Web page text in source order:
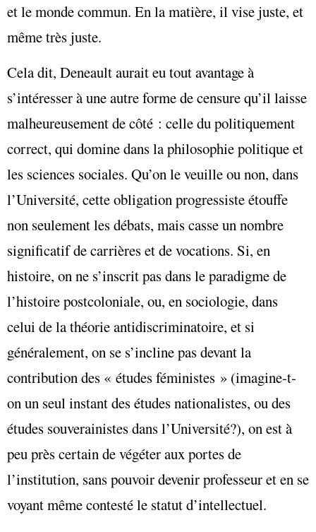
et le monde commun. En la matière, il vise juste, et
même très juste.
Cela dit, Deneault aurait eu tout avantage à
s’intéresser à une autre forme de censure qu’il laisse
malheureusement de côté : celle du politiquement
correct, qui domine dans la philosophie politique et
les sciences sociales. Qu’on le veuille ou non, dans
l’Université, cette obligation progressiste étouffe
non seulement les débats, mais casse un nombre
significatif de carrières et de vocations. Si, en
histoire, on ne s’inscrit pas dans le paradigme de
l’histoire postcoloniale, ou, en sociologie, dans
celui de la théorie antidiscriminatoire, et si
généralement, on se s’incline pas devant la
contribution des « études féministes » (imagine-t-
on un seul instant des études nationalistes, ou des
études souverainistes dans l’Université?), on est à
peu près certain de végéter aux portes de
l’institution, sans pouvoir devenir professeur et en se
voyant même contesté le statut d’intellectuel.